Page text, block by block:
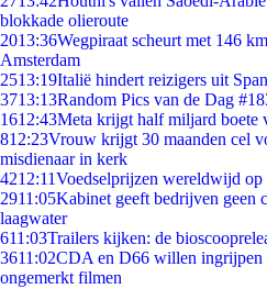
blokkade olieroute
2013:36Wegpiraat scheurt met 146
Amsterdam
2513:19Italië hindert reizigers uit
3713:13Random Pics van de Dag
1612:43Meta krijgt half miljard boete
812:23Vrouw krijgt 30 maanden cel
misdienaar in kerk
4212:11Voedselprijzen wereldwijd
2911:05Kabinet geeft bedrijven geen
laagwater
611:03Trailers kijken: de
3611:02CDA en D66 willen ingrijpen
ongemerkt filmen